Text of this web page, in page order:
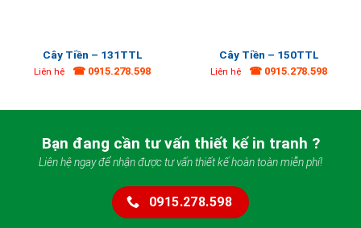
Cây Tiền – 131TTL
Liên hệ ☎ 0915.278.598
Cây Tiền – 150TTL
Liên hệ ☎ 0915.278.598
Bạn đang cần tư vấn thiết kế in tranh ?
Liên hệ ngay để nhận được tư vấn thiết kế hoàn toàn miễn phí!
0915.278.598